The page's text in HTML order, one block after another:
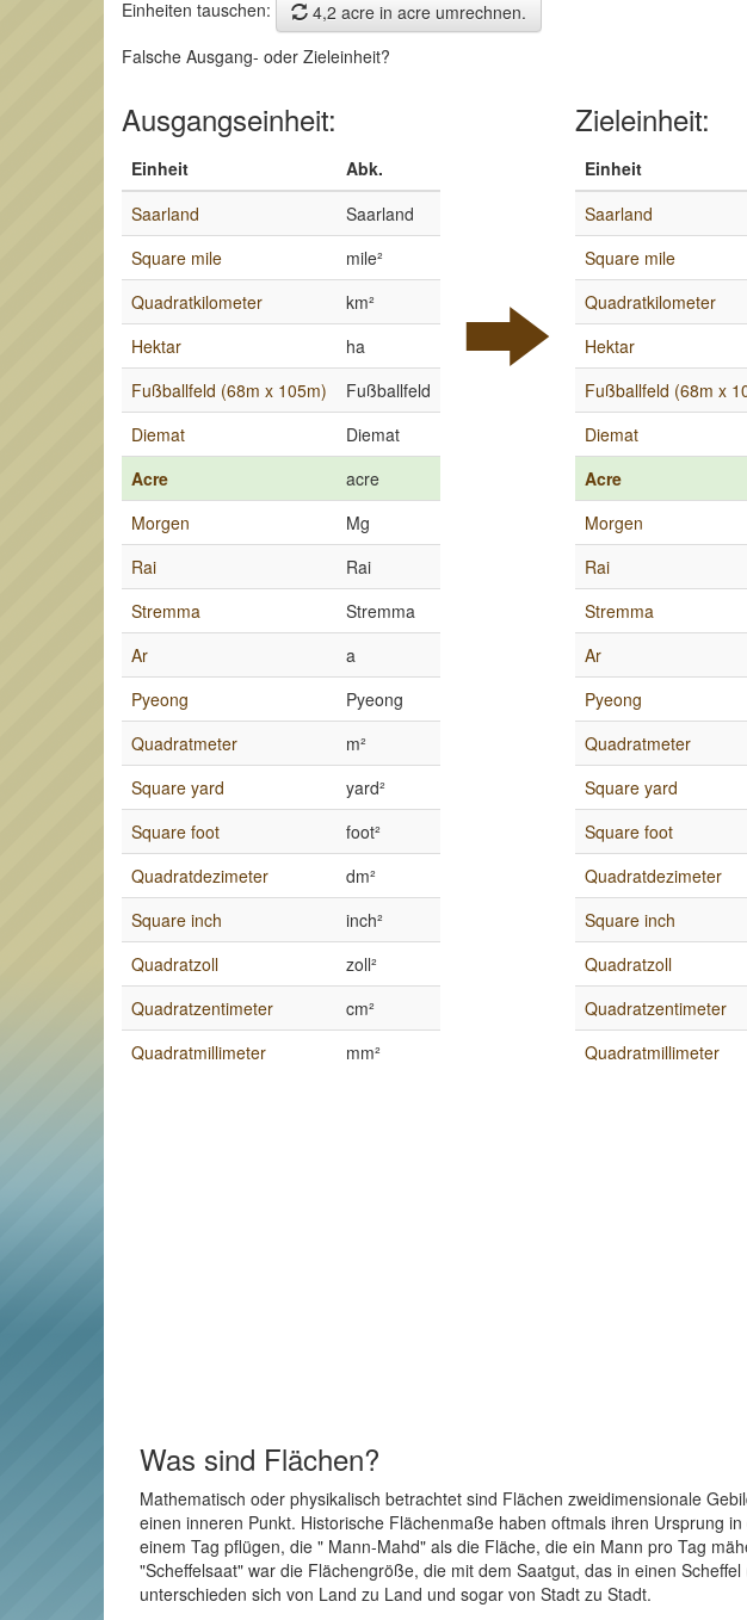
Einheiten tauschen:
4,2 acre in acre umrechnen.
Falsche Ausgang- oder Zieleinheit?
Ausgangseinheit:
Einheit
Abk.
Saarland
Saarland
Square mile
mile²
Quadratkilometer
km²
Hektar
ha
Fußballfeld (68m x 105m)
Fußballfeld
Diemat
Diemat
Acre
acre
Morgen
Mg
Rai
Rai
Stremma
Stremma
Ar
a
Pyeong
Pyeong
Quadratmeter
m²
Square yard
yard²
Square foot
foot²
Quadratdezimeter
dm²
Square inch
inch²
Quadratzoll
zoll²
Quadratzentimeter
cm²
Quadratmillimeter
mm²
Zieleinheit:
Einheit
Saarland
Square mile
Quadratkilometer
Hektar
Fußballfeld (68m x
Diemat
Acre
Morgen
Rai
Stremma
Ar
Pyeong
Quadratmeter
Square yard
Square foot
Quadratdezimeter
Square inch
Quadratzoll
Quadratzentimeter
Quadratmillimeter
Was sind Flächen?
Mathematisch oder physikalisch betrachtet sind Flächen zweidimensionale
einen inneren Punkt. Historische Flächenmaße haben oftmals ihren Ursprung
einem Tag pflügen, die " Mann-Mahd" als die Fläche, die ein Mann pro Tag
"Scheffelsaat" war die Flächengröße, die mit dem Saatgut, das in einen
unterschieden sich von Land zu Land und sogar von Stadt zu Stadt.